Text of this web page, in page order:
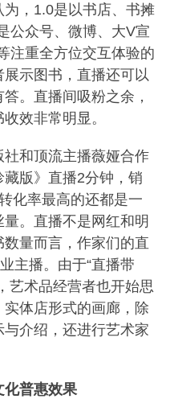
，1.0是以书店、书摊
公众号、微博、大V宣
注重全方位交互体验的
示图书，直播还可以
。直播间吸粉之余，
效非常明显。
和顶流主播薇娅合作
版》直播2分钟，销
化率最高的还都是一
。直播不是网红和明
量而言，作家们的直
主播。由于“直播带
艺术品经营者也开始思
体店形式的画廊，除
介绍，还进行艺术家
化普惠效果